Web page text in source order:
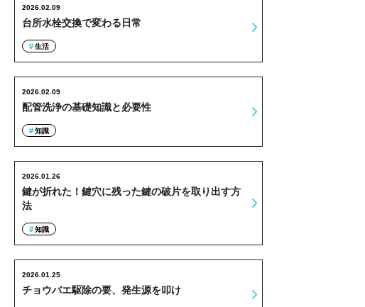
台所水栓交換で変わる日常
2026.02.09
生活
配管洗浄の基礎知識と必要性
2026.02.09
知識
鍵が折れた！鍵穴に残った鍵の破片を取り出す方
法
2026.01.26
知識
チョウバエ駆除の要、発生源を叩け
2026.01.25